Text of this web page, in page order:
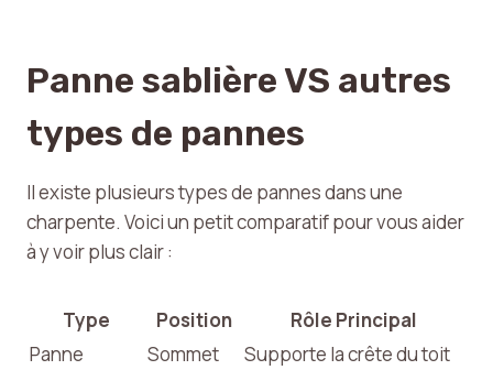
Panne sablière VS autres
types de pannes
Il existe plusieurs types de pannes dans une
charpente. Voici un petit comparatif pour vous aider
à y voir plus clair :
Type Position
Rôle Principal
Panne
Sommet
Supporte la crête du toit